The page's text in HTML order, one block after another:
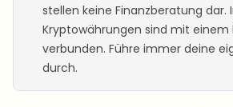
stellen keine Finanzberatung dar.
Kryptowährungen sind mit einem
verbunden. Führe immer deine
durch.